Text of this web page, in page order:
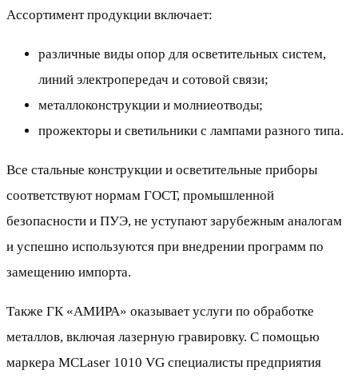
Ассортимент продукции включает:
различные виды опор для осветительных систем,
линий электропередач и сотовой связи;
металлоконструкции и молниеотводы;
прожекторы и светильники с лампами разного типа.
Все стальные конструкции и осветительные приборы
соответствуют нормам ГОСТ, промышленной
безопасности и ПУЭ, не уступают зарубежным аналогам
и успешно используются при внедрении программ по
замещению импорта.
Также ГК «АМИРА» оказывает услуги по обработке
металлов, включая лазерную гравировку. С помощью
маркера MCLaser 1010 VG специалисты предприятия